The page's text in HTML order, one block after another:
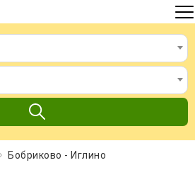
Бобриково - Иглино